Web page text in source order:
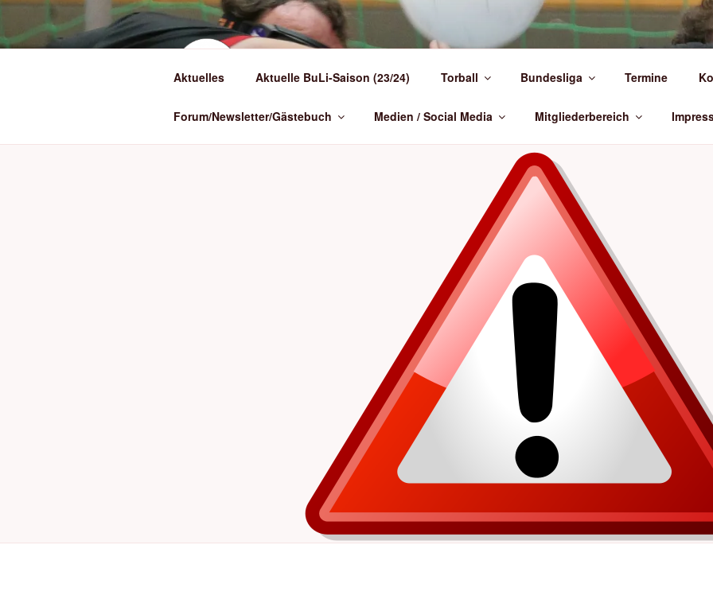
Zum
springen
(BLINDEN-)TORBALL
Torballsport in Deutschland
Aktuelles Aktuelle BuLi-Saison (23/24) Torball Bundesliga Termine
Forum/Newsletter/Gästebuch Medien / Social Media Mitgliederbereich